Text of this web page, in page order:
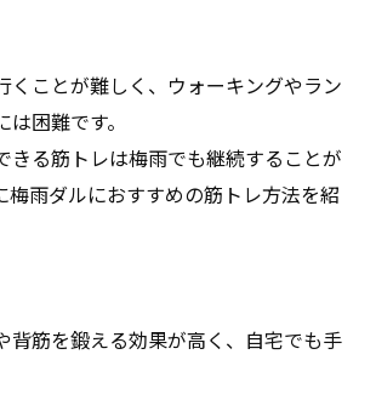
ことが難しく、
ウォーキングやラン
困難です。
きる筋トレは梅雨でも継続することが
梅雨ダルにおすすめの筋トレ方法を紹
背筋を鍛える効果が高く、
自宅でも手